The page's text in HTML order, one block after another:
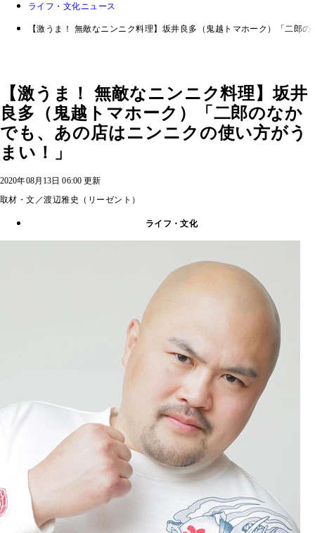
ライフ・文化ニュース
【激うま！ 無敵なニンニク料理】坂井良多（鬼越トマホーク）「二郎
【激うま！ 無敵なニンニク料理】坂井
良多（鬼越トマホーク）「二郎のなか
でも、あの店はニンニクの使い方がう
まい！」
2020年08月13日 06:00 更新
取材・文／渡辺雅史（リーゼント）
ライフ・文化